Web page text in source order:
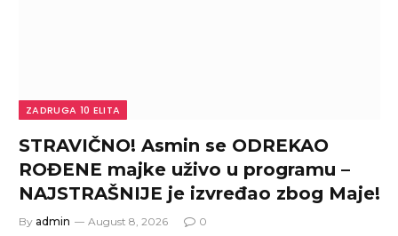
ZADRUGA 10 ELITA
STRAVIČNO! Asmin se ODREKAO
ROĐENE majke uživo u programu –
NAJSTRAŠNIJE je izvređao zbog Maje!
By admin August 8, 2026 0